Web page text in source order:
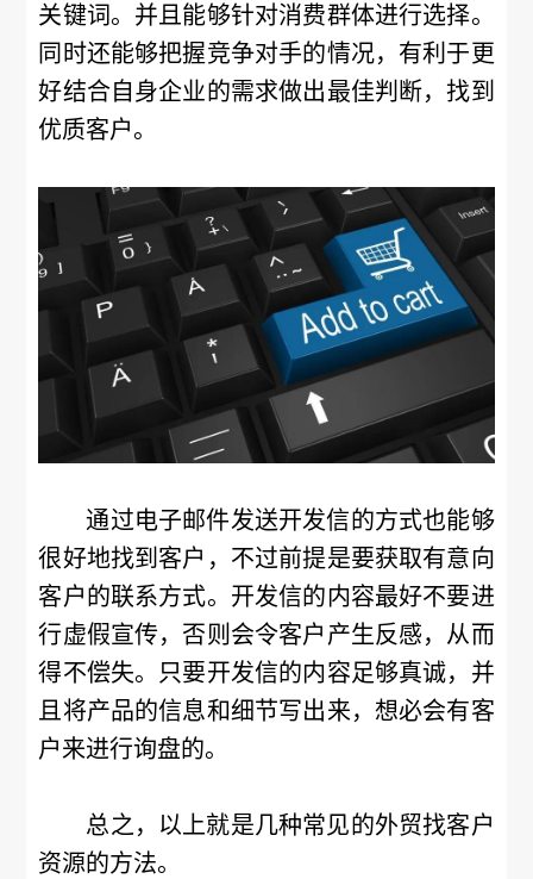
关键词。并且能够针对消费群体进行选择。
同时还能够把握竞争对手的情况，有利于更
好结合自身企业的需求做出最佳判断，找到
优质客户。
通过电子邮件发送开发信的方式也能够
很好地找到客户，不过前提是要获取有意向
客户的联系方式。开发信的内容最好不要进
行虚假宣传，否则会令客户产生反感，从而
得不偿失。只要开发信的内容足够真诚，并
且将产品的信息和细节写出来，想必会有客
户来进行询盘的。
总之，以上就是几种常见的外贸找客户
资源的方法。